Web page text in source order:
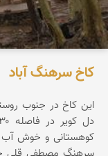
کاخ سرهنگ آباد
این کاخ در جنوب
کوهستانی و خوش آب